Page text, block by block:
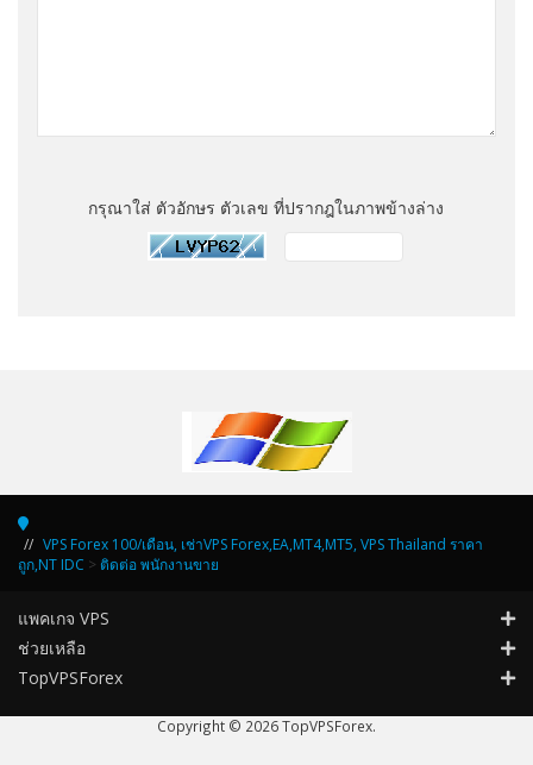
กรุณาใส่ ตัวอักษร ตัวเลข ที่ปรากฎในภาพข้างล่าง
VPS Forex 100/เดือน, เช่าVPS Forex,EA,MT4,MT5, VPS Thailand ราคา
ถูก,NT IDC > ติดต่อ พนักงานขาย
แพคเกจ VPS
ช่วยเหลือ
TopVPSForex
Copyright © 2026 TopVPSForex.